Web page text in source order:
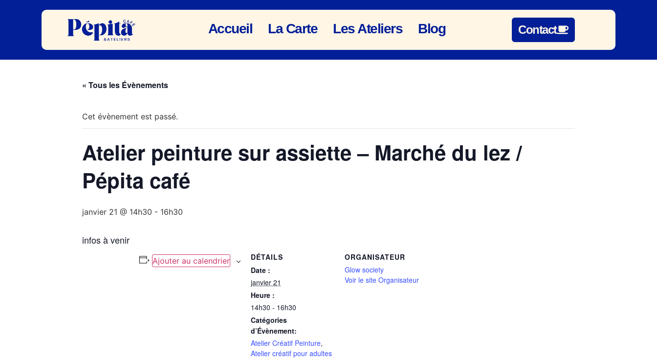
Accueil La Carte Les Ateliers Blog Contact
« Tous les Évènements
Cet évènement est passé.
Atelier peinture sur assiette – Marché du lez /
Pépita café
janvier 21 @ 14h30 - 16h30
infos à venir
Ajouter au calendrier
DÉTAILS
Date :
janvier 21
Heure :
14h30 - 16h30
Catégories
d’Évènement:
Atelier Créatif Peinture,
Atelier créatif pour adultes
ORGANISATEUR
Glow society
Voir le site Organisateur